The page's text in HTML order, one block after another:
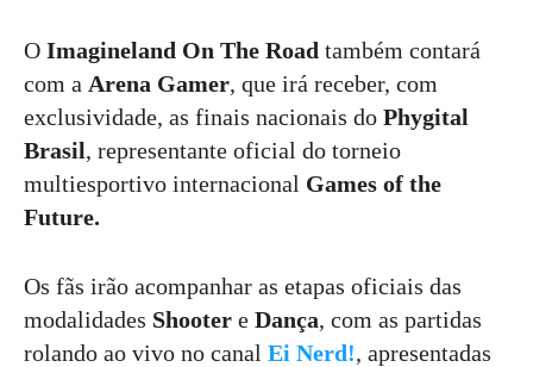
O Imagineland On The Road também contará
com a Arena Gamer, que irá receber, com
exclusividade, as finais nacionais do Phygital
Brasil, representante oficial do torneio
multiesportivo internacional Games of the
Future.
Os fãs irão acompanhar as etapas oficiais das
modalidades Shooter e Dança, com as partidas
rolando ao vivo no canal Ei Nerd!, apresentadas